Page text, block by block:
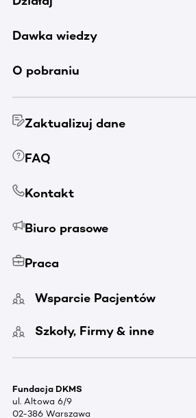
Dawka wiedzy
O pobraniu
Zaktualizuj dane
FAQ
Kontakt
Biuro prasowe
Praca
Wsparcie Pacjentów
Szkoły, Firmy & inne
Fundacja DKMS
ul. Altowa 6/9
02-386 Warszawa